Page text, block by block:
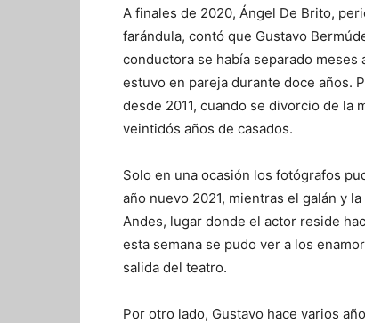
A finales de 2020, Ángel De Brito,
farándula, contó que Gustavo
conductora se había separado
estuvo en pareja durante doce años.
desde 2011, cuando se divorcio de la
veintidós años de casados.
Solo en una ocasión los fotógrafos
año nuevo 2021, mientras el galán y
Andes, lugar donde el actor reside
esta semana se pudo ver a los
salida del teatro.
Por otro lado, Gustavo hace varios